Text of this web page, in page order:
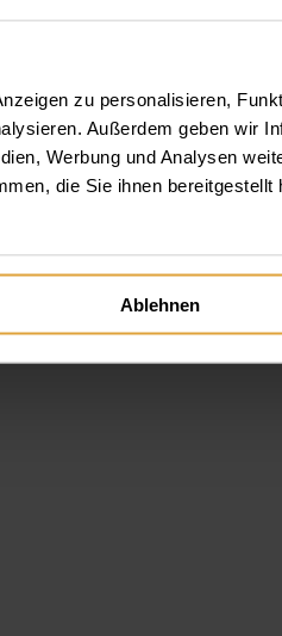
zu personalisieren,
Außerdem geben wir
Werbung und Analysen
die Sie ihnen
Ablehnen